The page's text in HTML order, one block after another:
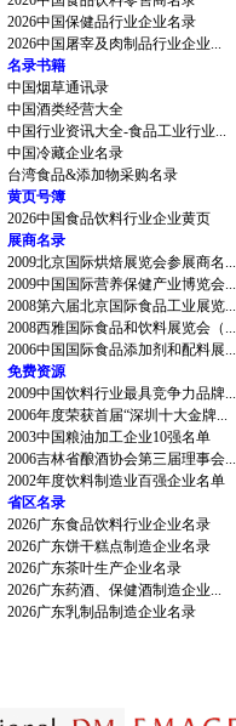
2026中国保健品行业企业名录
2026中国屠宰及肉制品行业企业...
名录书籍
中国烟草通讯录
中国酒类经营大全
中国行业资讯大全-食品工业行业...
中国冷藏企业名录
台湾食品&添加物采购名录
黄页号簿
2026中国食品饮料行业企业黄页
展商名录
2009北京国际烘焙展览会参展商名...
2009中国国际营养保健产业博览会...
2008第六届北京国际食品工业展览...
2008西雅国际食品和饮料展览会（...
2006中国国际食品添加剂和配料展...
免费资源
2009中国饮料行业最具竞争力品牌...
2006年度荣获首届“深圳十大金牌...
2003中国粮油加工企业10强名单
2006吉林省酿酒协会第三届理事会...
2002年度饮料制造业百强企业名单
省区名录
2026广东食品饮料行业企业名录
2026广东饼干糕点制造企业名录
2026广东茶叶生产企业名录
2026广东药酒、保健酒制造企业...
2026广东乳制品制造企业名录